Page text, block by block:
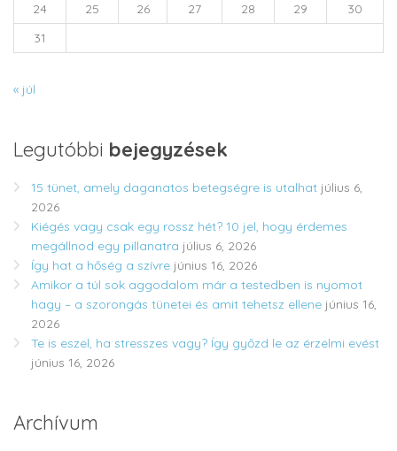
24
25 26 27 28 29
30
31
« júl
Legutóbbi bejegyzések
15 tünet, amely daganatos betegségre is utalhat július 6,
2026
Kiégés vagy csak egy rossz hét? 10 jel, hogy érdemes
megállnod egy pillanatra július 6, 2026
Így hat a hőség a szívre június 16, 2026
Amikor a túl sok aggodalom már a testedben is nyomot
hagy – a szorongás tünetei és amit tehetsz ellene június 16,
2026
Te is eszel, ha stresszes vagy? Így győzd le az érzelmi evést
június 16, 2026
Archívum